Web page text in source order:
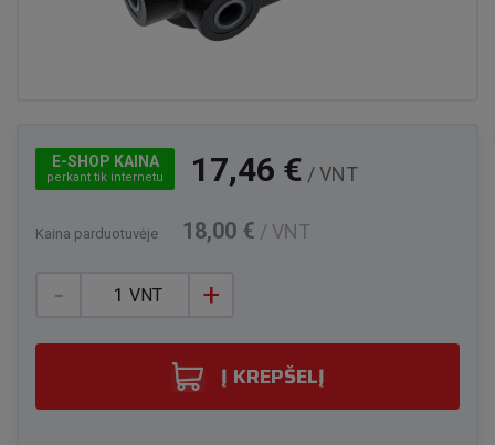
E-SHOP KAINA
perkant tik internetu 17,46 € / VNT
Kaina parduotuvėje 18,00 € / VNT
- +
VNT
Į KREPŠELĮ